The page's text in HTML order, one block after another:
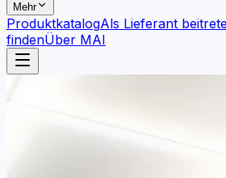
Mehr
ProduktkatalogAls Lieferant
findenÜber MAI